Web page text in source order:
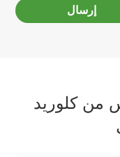
إرسال
من كلوريد